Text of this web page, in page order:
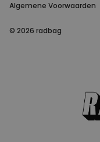
Algemene Voorwaarden
© 2026 radbag